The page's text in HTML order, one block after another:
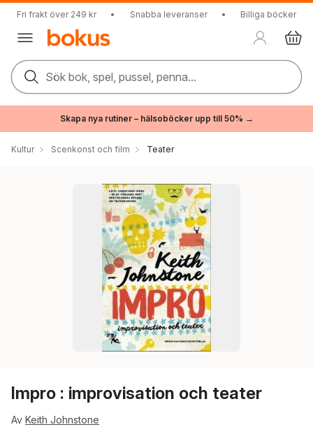
Fri frakt över 249 kr • Snabba leveranser • Billiga böcker
Sök bok, spel, pussel, penna...
Skapa nya rutiner – hälsoböcker upp till 50% →
Kultur Scenkonst och film Teater
Impro : improvisation och teater
Av Keith Johnstone